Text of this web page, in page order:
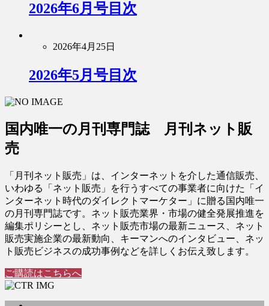
2026年6月号目次
2026年4月25日
2026年5月号目次
国内唯一の月刊専門誌 月刊ネット販
売
「月刊ネット販売」は、インターネットを介した通信販売、
いわゆる「ネット販売」を行うすべての事業者に向けた「イ
ンターネット時代のダイレクトマーケター」に贈る国内唯一
の月刊専門誌です。ネット販売業界・市場の健全発展推進を
編集ポリシーとし、ネット販売市場の最新ニュース、ネット
販売実施企業の最新動向、キーマンへのインタビュー、ネッ
ト販売ビジネスの成功事例などを詳しくお伝え致します。
ご購読はこちらへ